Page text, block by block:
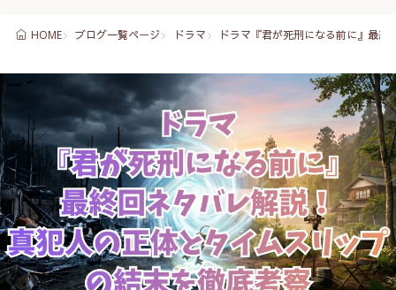
HOME ブログ一覧ページ ドラマ ドラマ『君が死刑になる前に』最